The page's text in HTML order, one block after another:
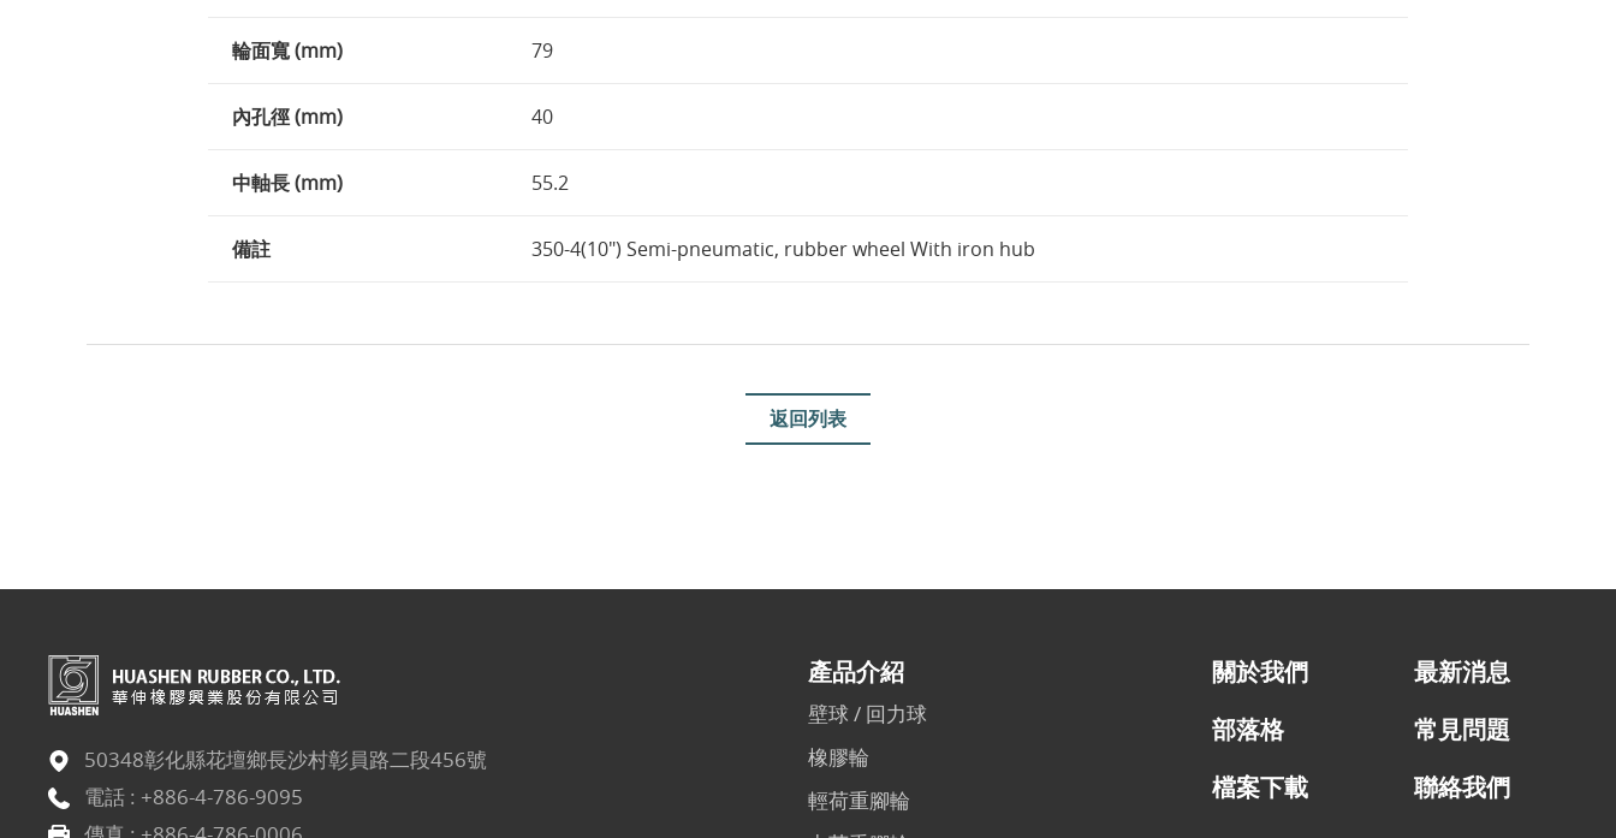
輪面寬 (mm) 79
內孔徑 (mm) 40
中軸長 (mm) 55.2
備註 350-4(10") Semi-pneumatic, rubber wheel With iron hub
返回列表
產品介紹
壁球 / 回力球
橡膠輪
輕荷重腳輪
關於我們
最新消息
部落格
常見問題
檔案下載
聯絡我們
50348彰化縣花壇鄉長沙村彰員路二段456號
電話 : +886-4-786-9095